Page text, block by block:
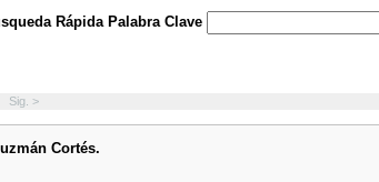
Rápida Palabra Clave
Sig. >
Cortés.